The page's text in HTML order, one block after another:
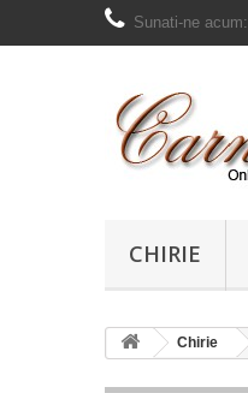
Sunati-ne acum:
CHIRIE
Chirie